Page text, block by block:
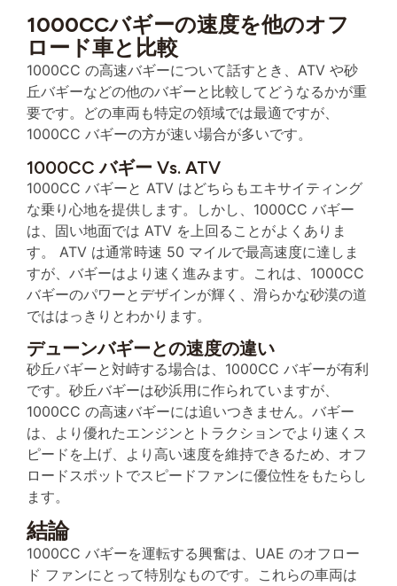
1000CCバギーの速度を他のオフ
ロード車と比較
1000CC の高速バギーについて話すとき、ATV や砂
丘バギーなどの他のバギーと比較してどうなるかが重
要です。どの車両も特定の領域では最適ですが、
1000CC バギーの方が速い場合が多いです。
1000CC バギー Vs. ATV
1000CC バギーと ATV はどちらもエキサイティング
な乗り心地を提供します。しかし、1000CC バギー
は、固い地面では ATV を上回ることがよくありま
す。 ATV は通常時速 50 マイルで最高速度に達しま
すが、バギーはより速く進みます。これは、1000CC
バギーのパワーとデザインが輝く、滑らかな砂漠の道
でははっきりとわかります。
デューンバギーとの速度の違い
砂丘バギーと対峙する場合は、1000CC バギーが有利
です。砂丘バギーは砂浜用に作られていますが、
1000CC の高速バギーには追いつきません。バギー
は、より優れたエンジンとトラクションでより速くス
ピードを上げ、より高い速度を維持できるため、オフ
ロードスポットでスピードファンに優位性をもたらし
ます。
結論
1000CC バギーを運転する興奮は、UAE のオフロー
ド ファンにとって特別なものです。これらの車両は